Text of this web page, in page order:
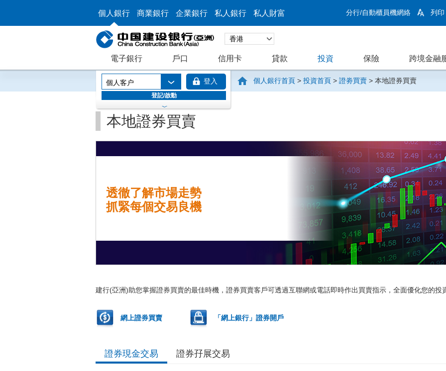
個人銀行 商業銀行 企業銀行 私人銀行 私人財富 分行/自動櫃員機網絡 列印
電子銀行 戶口 信用卡 貸款 投資 保險 跨境金融
個人客户 登入
登記/啟動
個人銀行首頁 > 投資首頁 > 證劵買賣 > 本地證券買賣
本地證券買賣
透徹了解市場走勢
抓緊每個交易良機
建行(亞洲)助您掌握證券買賣的最佳時機，證券買賣客戶可透過互聯網或電話即時作出買賣指示，全面優化您的投
網上證券買賣 「網上銀行」證券開戶
證券現金交易 證券孖展交易